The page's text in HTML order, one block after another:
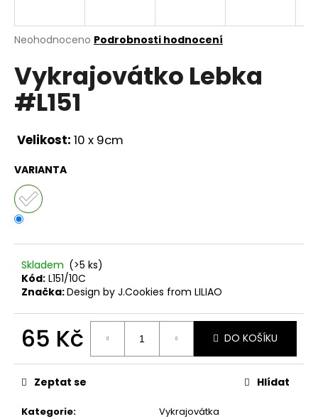
Průměrné
produktu
je
0,0
z
hvězdiček.
Neohodnoceno Podrobnosti hodnocení
Vykrajovátko Lebka
#L151
Velikost: 10 x 9cm
VARIANTA
Skladem (>5 ks)
Kód: L151/10C
Značka:Design by J.Cookies from LILIAO
65 Kč
cena:
DO KOŠÍKU
Kategorie: Vykrajovátka
Zeptat se Hlídat
j
t
?
D
o
p
o
č
u
e
m